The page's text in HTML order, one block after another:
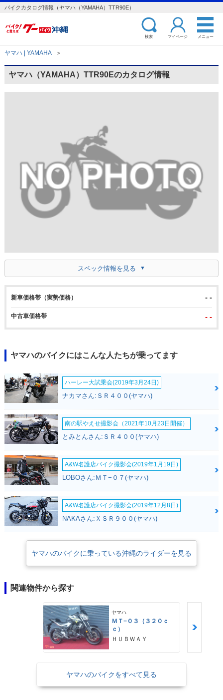
バイクカタログ情報（ヤマハ（YAMAHA）TTR90E）
検索 マイページ メニュー
ヤマハ | YAMAHA ＞
ヤマハ（YAMAHA）TTR90Eのカタログ情報
スペック情報を見る
新車価格帯（実勢価格） - -
中古車価格帯 - -
ヤマハのバイクにはこんな人たちが乗ってます
ハーレー大試乗会(2019年3月24日)
ナカマさん:ＳＲ４００(ヤマハ)
南の駅やえせ撮影会（2021年10月23日開催）
とみとんさん:ＳＲ４００(ヤマハ)
A&W名護店バイク撮影会(2019年1月19日)
LOBOさん:ＭＴ−０７(ヤマハ)
A&W名護店バイク撮影会(2019年12月8日)
NAKAさん:ＸＳＲ９００(ヤマハ)
ヤマハのバイクに乗っている沖縄のライダーを見る
関連物件から探す
ヤマハ
ＭＴ−０３（３２０ｃ
ｃ）
ＨＵＢＷＡＹ
ヤマハのバイクをすべて見る